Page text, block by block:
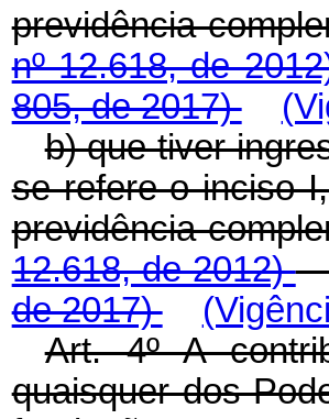
previdência
nº 12.618, de
805, de 2017)
b) que tiver
se refere o inciso
previdência
12.618, de 2012)
de 2017)
Art. 4º A
quaisquer dos